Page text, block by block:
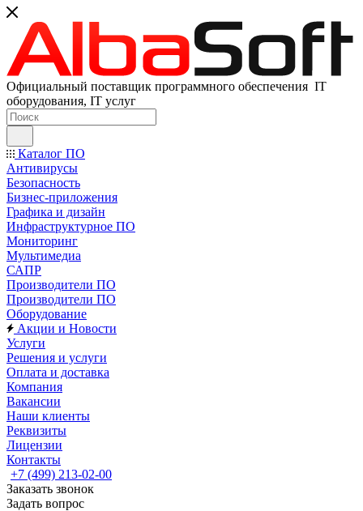
Официальный поставщик программного обеспечения IT
оборудования, IT услуг
Каталог ПО
Антивирусы
Безопасность
Бизнес-приложения
Графика и дизайн
Инфраструктурное ПО
Мониторинг
Мультимедиа
САПР
Производители ПО
Производители ПО
Оборудование
Акции и Новости
Услуги
Решения и услуги
Оплата и доставка
Компания
Вакансии
Наши клиенты
Реквизиты
Лицензии
Контакты
+7 (499) 213-02-00
Заказать звонок
Задать вопрос